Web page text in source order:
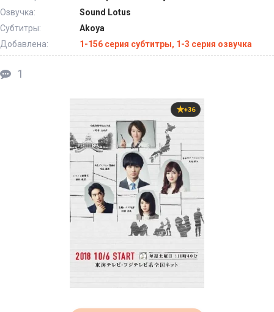
Озвучка:
Sound Lotus
Субтитры:
Akoya
Добавлена:
1-156 серия субтитры, 1-3 серия озвучка
1
+36